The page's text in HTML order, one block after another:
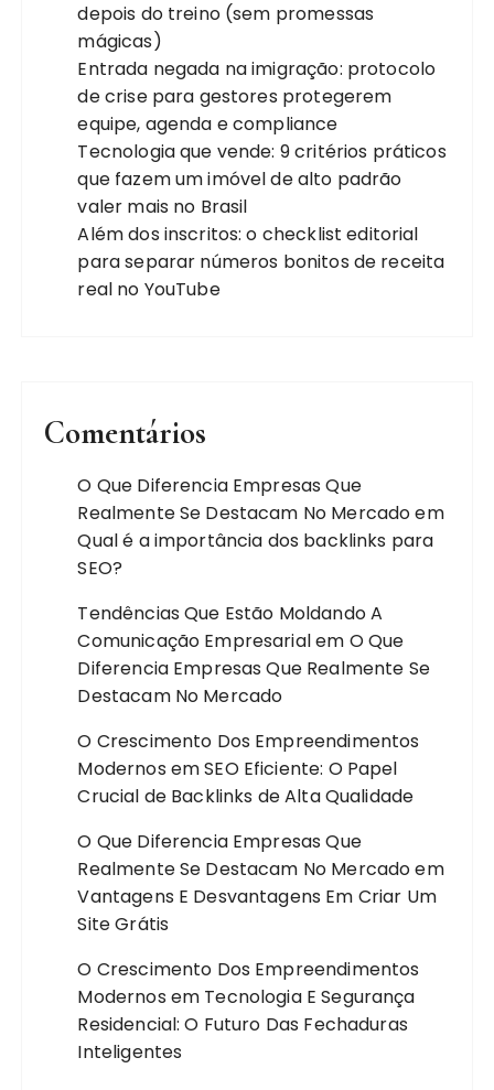
depois do treino (sem promessas
mágicas)
Entrada negada na imigração: protocolo
de crise para gestores protegerem
equipe, agenda e compliance
Tecnologia que vende: 9 critérios práticos
que fazem um imóvel de alto padrão
valer mais no Brasil
Além dos inscritos: o checklist editorial
para separar números bonitos de receita
real no YouTube
Comentários
O Que Diferencia Empresas Que
Realmente Se Destacam No Mercadoem
Qual é a importância dos backlinks para
SEO?
Tendências Que Estão Moldando A
Comunicação Empresarialem O Que
Diferencia Empresas Que Realmente Se
Destacam No Mercado
O Crescimento Dos Empreendimentos
Modernos emSEO Eficiente: O Papel
Crucial de Backlinks de Alta Qualidade
O Que Diferencia Empresas Que
Realmente Se Destacam No Mercadoem
Vantagens E Desvantagens Em Criar Um
Site Grátis
O Crescimento Dos Empreendimentos
Modernos em Tecnologia E Segurança
Residencial: O Futuro Das Fechaduras
Inteligentes